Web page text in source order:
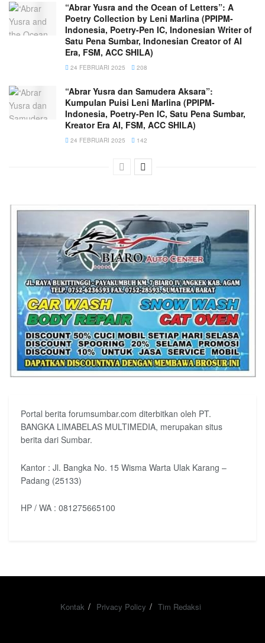
“Abrar Yusra and the Ocean of Letters”: A
Poetry Collection by Leni Marlina (PPIPM-
Indonesia, Poetry-Pen IC, Indonesian Writer of
Satu Pena Sumbar, Indonesian Creator of AI
Era, FSM, ACC SHILA)
24 FEBRUARI 2025 208
“Abrar Yusra dan Samudera Aksara”:
Kumpulan Puisi Leni Marlina (PPIPM-
Indonesia, Poetry-Pen IC, Satu Pena Sumbar,
Kreator Era AI, FSM, ACC SHILA)
24 FEBRUARI 2025 142
Portal berita forumsumbar.com diterbitkan oleh PT.
BANGKA LIMABELAS MULTIMEDIA, merupakan situs
berita dari Sumbar.
Kantor : Jl. Bangka No. 15 Wisma Warta Ulak Karang –
Padang (25133)
HP / WA : 081275665100
Kontak Privacy Policy Tim Redaksi